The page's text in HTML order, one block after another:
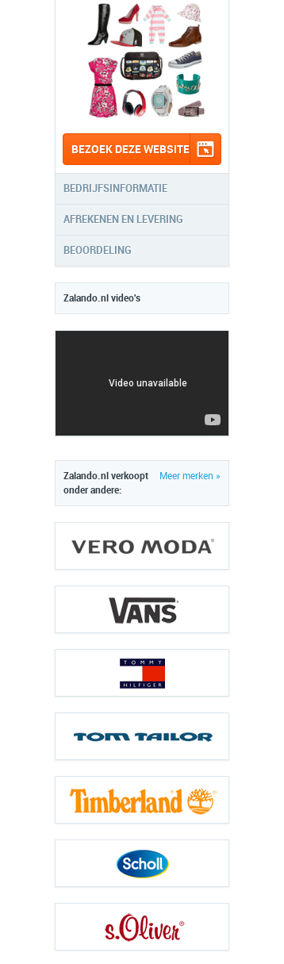
BEZOEK DEZE WEBSITE
BEDRIJFSINFORMATIE
AFREKENEN EN LEVERING
BEOORDELING
Zalando.nl video's
Meer merken »
Zalando.nl verkoopt
onder andere: